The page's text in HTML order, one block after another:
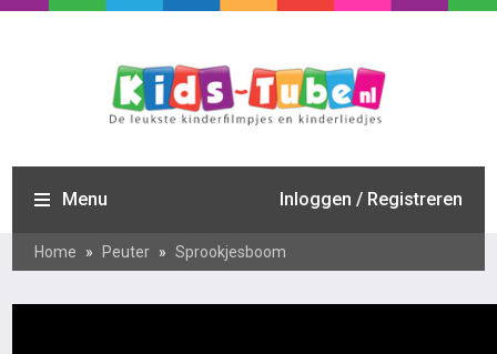
Menu Inloggen / Registreren
Home » Peuter » Sprookjesboom